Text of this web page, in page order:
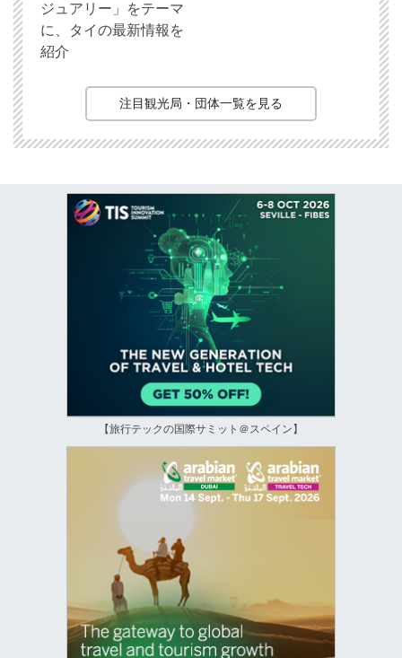
ジュアリー」をテーマ
に、タイの最新情報を
紹介
注目観光局・団体一覧を見る
【旅行テックの国際サミット＠スペイン】